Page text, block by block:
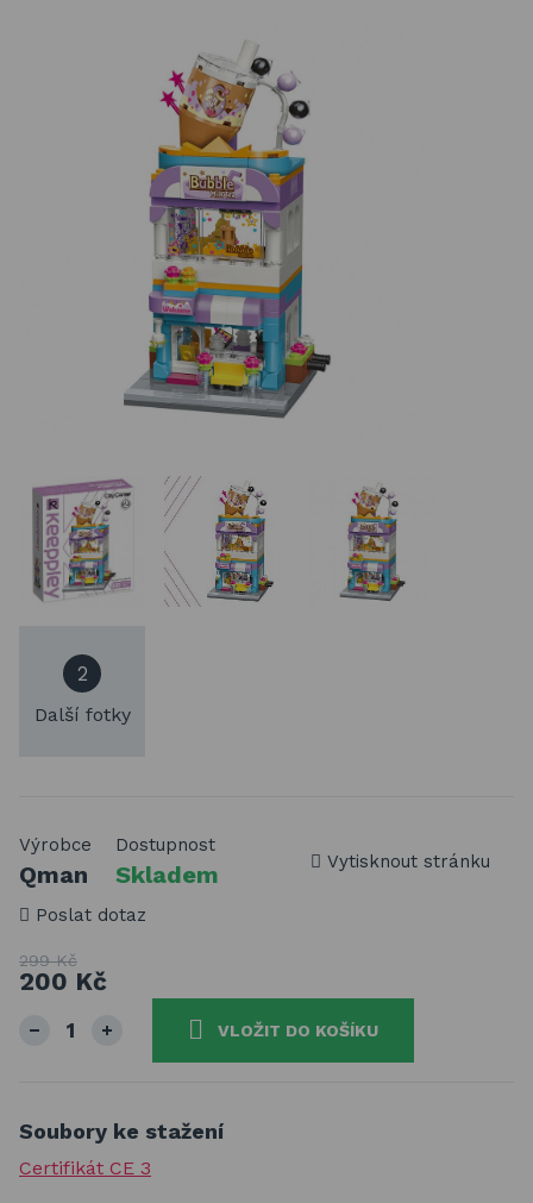
Holandský billiard (shuffleboard)
Gumové podlahy (dlaždice)
REALIZACE V ČR
BLOG
2
Další fotky
Výrobce
Qman
Dostupnost
Skladem Vytisknout stránku
Poslat dotaz
299 Kč
200 Kč
VLOŽIT DO KOŠÍKU
Soubory ke stažení
Certifikát CE 3